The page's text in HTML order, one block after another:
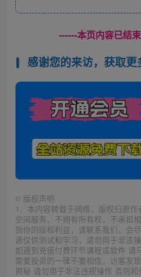
------本页内容已结
感谢您的来访，获取更
© 版权声明
1、本内容转载于网络，版权归原
空间服务，不拥有所有权，不承担
到你的版权利益，请联系我们，会
源仅供测试和学习，请勿用于非法
如遇到充值付费环节课程或软件 请
需要投资的一律不要相信，访客发
揭秘 请勿用于非法违规操作 否则